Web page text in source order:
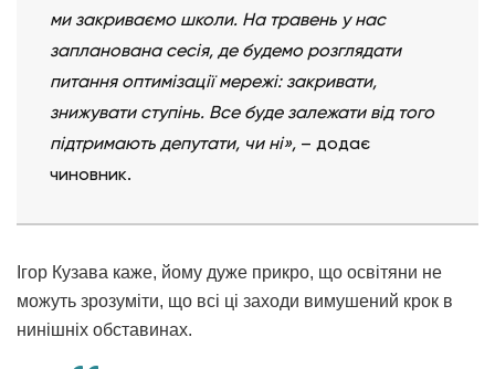
ми закриваємо школи. На травень у нас
запланована сесія, де будемо розглядати
питання оптимізації мережі: закривати,
знижувати ступінь. Все буде залежати від того
підтримають депутати, чи ні», – додає
чиновник.
Ігор Кузава каже, йому дуже прикро, що освітяни не
можуть зрозуміти, що всі ці заходи вимушений крок в
нинішніх обставинах.